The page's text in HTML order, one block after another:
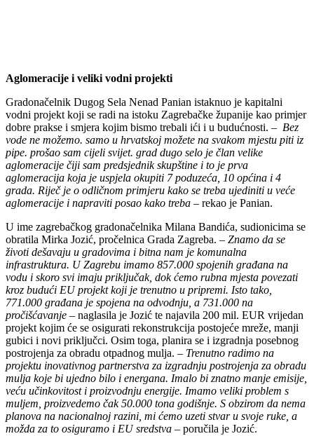
Aglomeracije i veliki vodni projekti
Gradonačelnik Dugog Sela Nenad Panian istaknuo je kapitalni
vodni projekt koji se radi na istoku Zagrebačke županije kao primjer
dobre prakse i smjera kojim bismo trebali ići i u budućnosti. – Bez
vode ne možemo. samo u hrvatskoj možete na svakom mjestu piti iz
pipe. prošao sam cijeli svijet. grad dugo selo je član velike
aglomeracije čiji sam predsjednik skupštine i to je prva
aglomeracija koja je uspjela okupiti 7 poduzeća, 10 općina i 4
grada. Riječ je o odličnom primjeru kako se treba ujediniti u veće
aglomeracije i napraviti posao kako treba – rekao je Panian.
U ime zagrebačkog gradonačelnika Milana Bandića, sudionicima se
obratila Mirka Jozić, pročelnica Grada Zagreba. – Znamo da se
životi dešavaju u gradovima i bitna nam je komunalna
infrastruktura. U Zagrebu imamo 857.000 spojenih građana na
vodu i skoro svi imaju priključak, dok ćemo rubna mjesta povezati
kroz budući EU projekt koji je trenutno u pripremi. Isto tako,
771.000 građana je spojena na odvodnju, a 731.000 na
pročišćavanje – naglasila je Jozić te najavila 200 mil. EUR vrijedan
projekt kojim će se osigurati rekonstrukcija postojeće mreže, manji
gubici i novi priključci. Osim toga, planira se i izgradnja posebnog
postrojenja za obradu otpadnog mulja. – Trenutno radimo na
projektu inovativnog partnerstva za izgradnju postrojenja za obradu
mulja koje bi ujedno bilo i energana. Imalo bi znatno manje emisije,
veću učinkovitost i proizvodnju energije. Imamo veliki problem s
muljem, proizvedemo čak 50.000 tona godišnje. S obzirom da nema
planova na nacionalnoj razini, mi ćemo uzeti stvar u svoje ruke, a
možda za to osiguramo i EU sredstva – poručila je Jozić.